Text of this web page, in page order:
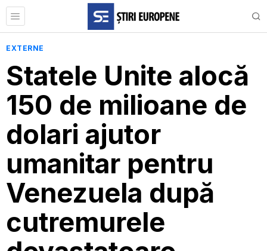
EXTERNE
Statele Unite alocă
150 de milioane de
dolari ajutor
umanitar pentru
Venezuela după
cutremurele